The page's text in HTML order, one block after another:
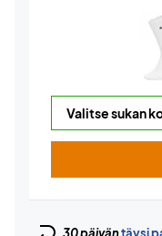
30 päiväntäysi